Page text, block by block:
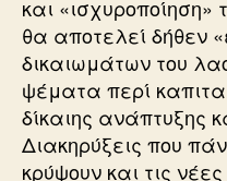
και
θα αποτελεί δήθεν
δικαιωμάτων του
ψέματα περί
δίκαιης ανάπτυξης
Διακηρύξεις που
κρύψουν και τις